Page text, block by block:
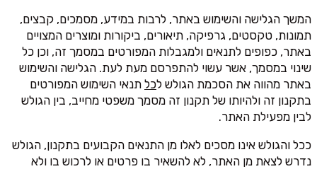
המשך הגלישה והשימוש באתר, לרבות במידע, מסמכים, קבצים,
תמונות, טקסטים, גרפיקה, תיאורים, ביקורות ומוצרים המצויים
באתר, כפופים לתנאים ולמגבלות המפורטים במסמך זה, וכן כל
שינוי במסמך, אשר עשוי להתפרסם מעת לעת. הגלישה והשימוש
באתר מהווה את הסכמת הגולש לכל תנאי השימוש המפורטים
בתקנון זה ולהיותו של תקנון זה מסמך משפטי מחייב, בין הגולש
לבין מפעילת האתר.
ככל והגולש אינו מסכים לאלו מן התנאים הקבועים בתקנון, הגולש
נדרש לצאת מן האתר, לא להשאיר בו פרטים או לרכוש בו ולא